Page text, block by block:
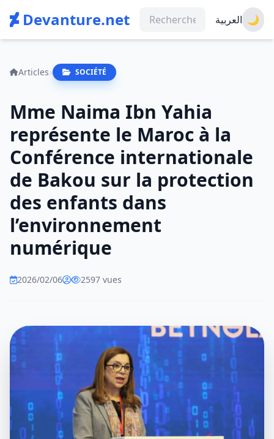
Devanture.net العربية 🌙
Articles SOCIÉTÉ
Mme Naima Ibn Yahia
représente le Maroc à la
Conférence internationale
de Bakou sur la protection
des enfants dans
l’environnement
numérique
2026/02/06 2597 vues